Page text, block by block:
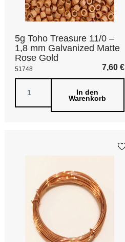
5g Toho Treasure 11/0 –
1,8 mm Galvanized Matte
Rose Gold
51748 7,60 €
In den
Warenkorb